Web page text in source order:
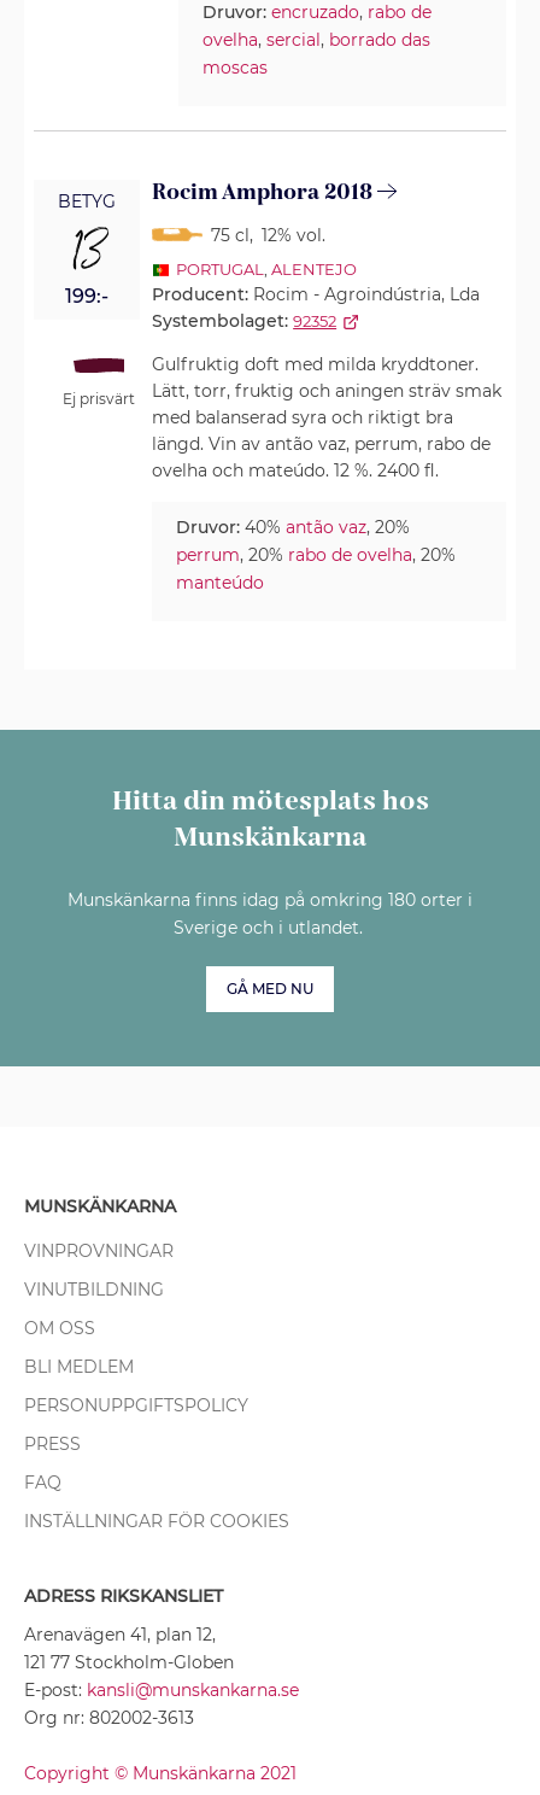
Druvor: encruzado, rabo de
ovelha,sercial, borrado das
moscas
BETYG
13
199:-
Ej prisvärt
Rocim Amphora 2018
75 cl, 12% vol.
PORTUGAL ALENTEJO
Producent: Rocim - Agroindústria, Lda
Systembolaget: 92352
Gulfruktig doft med milda kryddtoner.
Lätt, torr, fruktig och aningen sträv smak
med balanserad syra och riktigt bra
längd. Vin av antão vaz, perrum, rabo de
ovelha och mateúdo. 12 %. 2400 fl.
Druvor: 40%antão vaz, 20%
perrum, 20% rabo de ovelha, 20%
manteúdo
Hitta din mötesplats hos
Munskänkarna
Munskänkarna finns idag på omkring 180 orter i
Sverige och i utlandet.
GÅ MED NU
MUNSKÄNKARNA
VINPROVNINGAR
VINUTBILDNING
OM OSS
BLI MEDLEM
PERSONUPPGIFTSPOLICY
PRESS
FAQ
INSTÄLLNINGAR FÖR COOKIES
ADRESS RIKSKANSLIET
Arenavägen 41, plan 12,
121 77 Stockholm-Globen
E-post: kansli@munskankarna.se
Org nr: 802002-3613
Copyright © Munskänkarna 2021